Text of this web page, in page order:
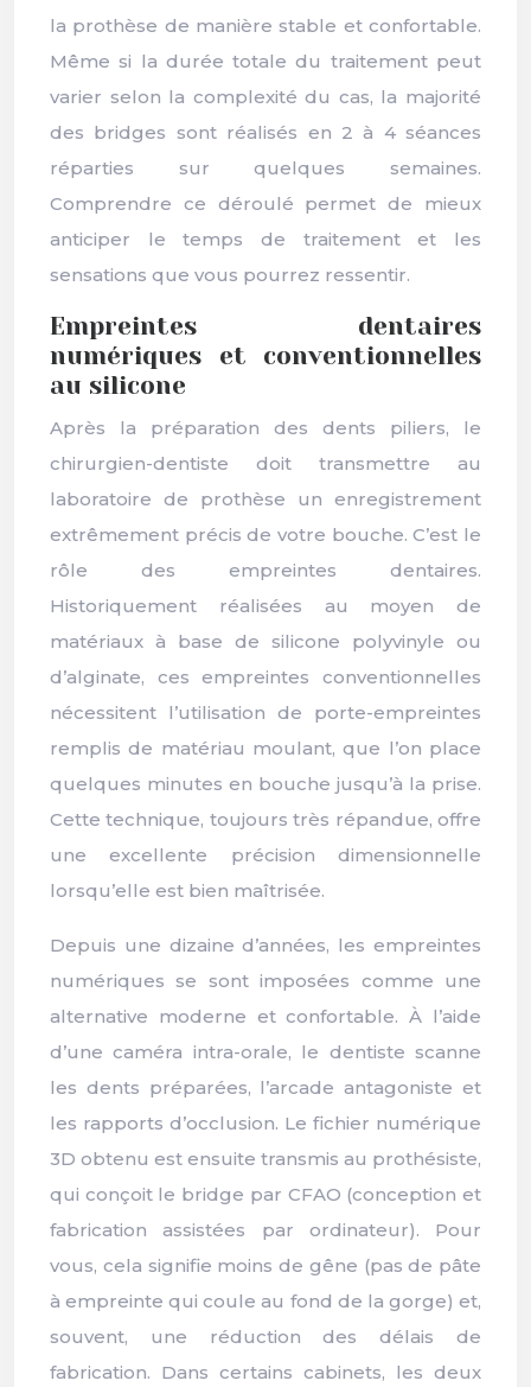
la prothèse de manière stable et confortable.
Même si la durée totale du traitement peut
varier selon la complexité du cas, la majorité
des bridges sont réalisés en 2 à 4 séances
réparties sur quelques semaines.
Comprendre ce déroulé permet de mieux
anticiper le temps de traitement et les
sensations que vous pourrez ressentir.
Empreintes dentaires
numériques et conventionnelles
au silicone
Après la préparation des dents piliers, le
chirurgien-dentiste doit transmettre au
laboratoire de prothèse un enregistrement
extrêmement précis de votre bouche. C’est le
rôle des empreintes dentaires.
Historiquement réalisées au moyen de
matériaux à base de silicone polyvinyle ou
d’alginate, ces empreintes conventionnelles
nécessitent l’utilisation de porte-empreintes
remplis de matériau moulant, que l’on place
quelques minutes en bouche jusqu’à la prise.
Cette technique, toujours très répandue, offre
une excellente précision dimensionnelle
lorsqu’elle est bien maîtrisée.
Depuis une dizaine d’années, les empreintes
numériques se sont imposées comme une
alternative moderne et confortable. À l’aide
d’une caméra intra-orale, le dentiste scanne
les dents préparées, l’arcade antagoniste et
les rapports d’occlusion. Le fichier numérique
3D obtenu est ensuite transmis au prothésiste,
qui conçoit le bridge par CFAO (conception et
fabrication assistées par ordinateur). Pour
vous, cela signifie moins de gêne (pas de pâte
à empreinte qui coule au fond de la gorge) et,
souvent, une réduction des délais de
fabrication. Dans certains cabinets, les deux